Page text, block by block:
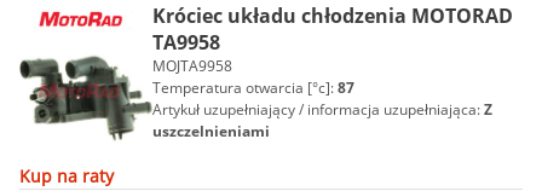
Króciec układu chłodzenia MOTORAD
TA9958
MOJTA9958
Temperatura otwarcia [°c]:87
Artykuł uzupełniający / informacja uzupełniająca:Z
uszczelnieniami
Kup na raty